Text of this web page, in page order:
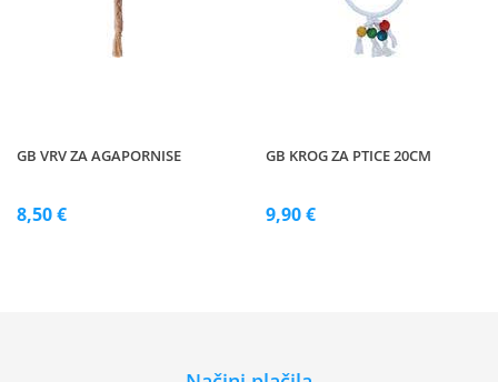
GB VRV ZA AGAPORNISE
8,50 €
GB KROG ZA PTICE 20CM
9,90 €